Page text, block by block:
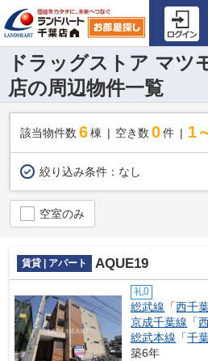
ドラッグストア マツ
店の周辺物件一覧
該当物件数 6棟 空き数 0 件 1
絞り込み条件： なし
空室のみ
賃貸 | アパート AQUE19
礼0
総武線 「西千
京成千葉線 「
総武本線 「千
築6年